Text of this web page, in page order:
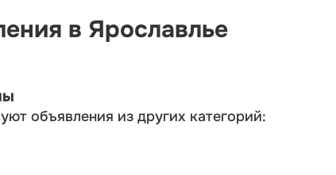
в Ярославлье
объявления из других категорий: